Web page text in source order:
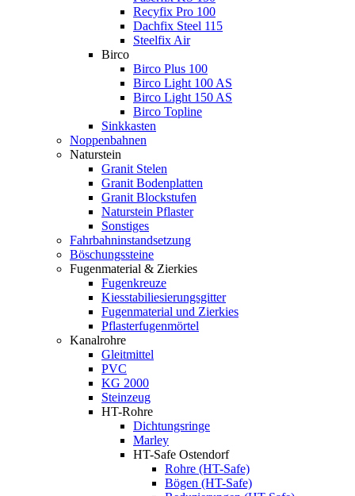
Recyfix Pro 100
Dachfix Steel 115
Steelfix Air
Birco
Birco Plus 100
Birco Light 100 AS
Birco Light 150 AS
Birco Topline
Sinkkasten
Noppenbahnen
Naturstein
Granit Stelen
Granit Bodenplatten
Granit Blockstufen
Naturstein Pflaster
Sonstiges
Fahrbahninstandsetzung
Böschungssteine
Fugenmaterial & Zierkies
Fugenkreuze
Kiesstabiliesierungsgitter
Fugenmaterial und Zierkies
Pflasterfugenmörtel
Kanalrohre
Gleitmittel
PVC
KG 2000
Steinzeug
HT-Rohre
Dichtungsringe
Marley
HT-Safe Ostendorf
Rohre (HT-Safe)
Bögen (HT-Safe)